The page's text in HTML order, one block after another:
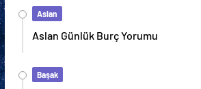
Aslan
Aslan Günlük Burç Yorumu
Başak